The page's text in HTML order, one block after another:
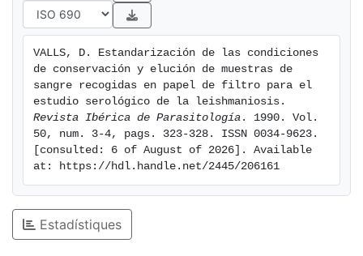
VALLS, D. Estandarización de las condiciones
de conservación y elución de muestras de
sangre recogidas en papel de filtro para el
Revista Ibérica de Parasitología . 1990. Vol.
50, num. 3-4, pags. 323-328. ISSN 0034-9623.
[consulted: 6 of August of 2026]. Available
at: https://hdl.handle.net/2445/206161
Estadístiques